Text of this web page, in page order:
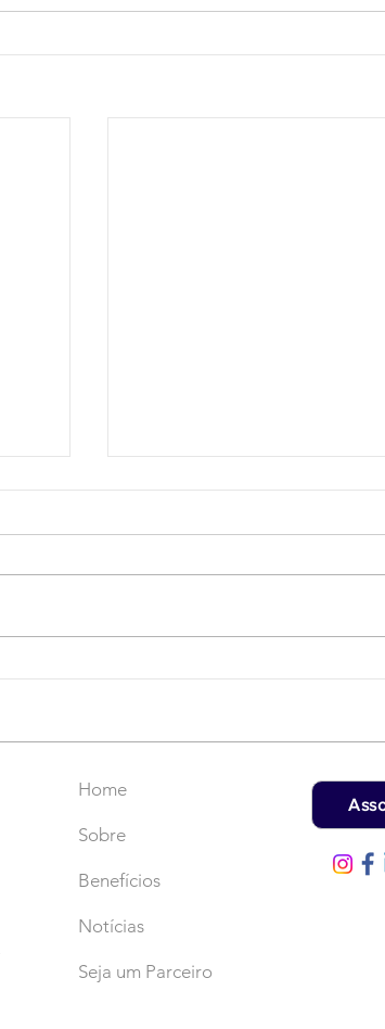
Home
Sobre
Benefícios
Notícias
Seja um Parceiro